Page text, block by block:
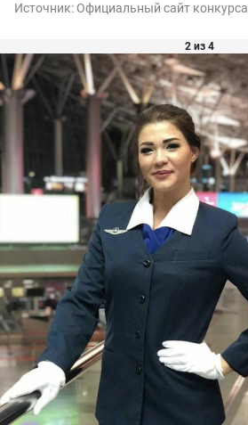
Источник: Официальный сайт конкурса
2 из 4